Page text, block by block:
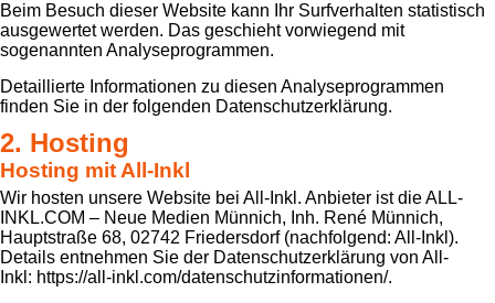
Beim Besuch dieser Website kann Ihr Surfverhalten statistisch
ausgewertet werden. Das geschieht vorwiegend mit
sogenannten Analyseprogrammen.
Detaillierte Informationen zu diesen Analyseprogrammen
finden Sie in der folgenden Datenschutzerklärung.
2. Hosting
Hosting mit All-Inkl
Wir hosten unsere Website bei All-Inkl. Anbieter ist die ALL-
INKL.COM – Neue Medien Münnich, Inh. René Münnich,
Hauptstraße 68, 02742 Friedersdorf (nachfolgend: All-Inkl).
Details entnehmen Sie der Datenschutzerklärung von All-
Inkl: https://all-inkl.com/datenschutzinformationen/.